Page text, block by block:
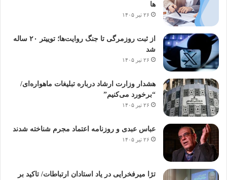
ها
۲۶ تیر ۱۴۰۵
از ثبت روزمرگی تا جنگ روایت‌ها؛ توییتر ۲۰ ساله
شد
۲۶ تیر ۱۴۰۵
هشدار وزارت ارشاد درباره تبلیغات ماهواره‌ای/
“برخورد می‌کنیم”
۲۶ تیر ۱۴۰۵
عباس عبدی و روزنامه اعتماد مجرم شناخته شدند
۲۶ تیر ۱۴۰۵
تژا میرفخرایی در یاد استادان ارتباطات/ تاکید بر